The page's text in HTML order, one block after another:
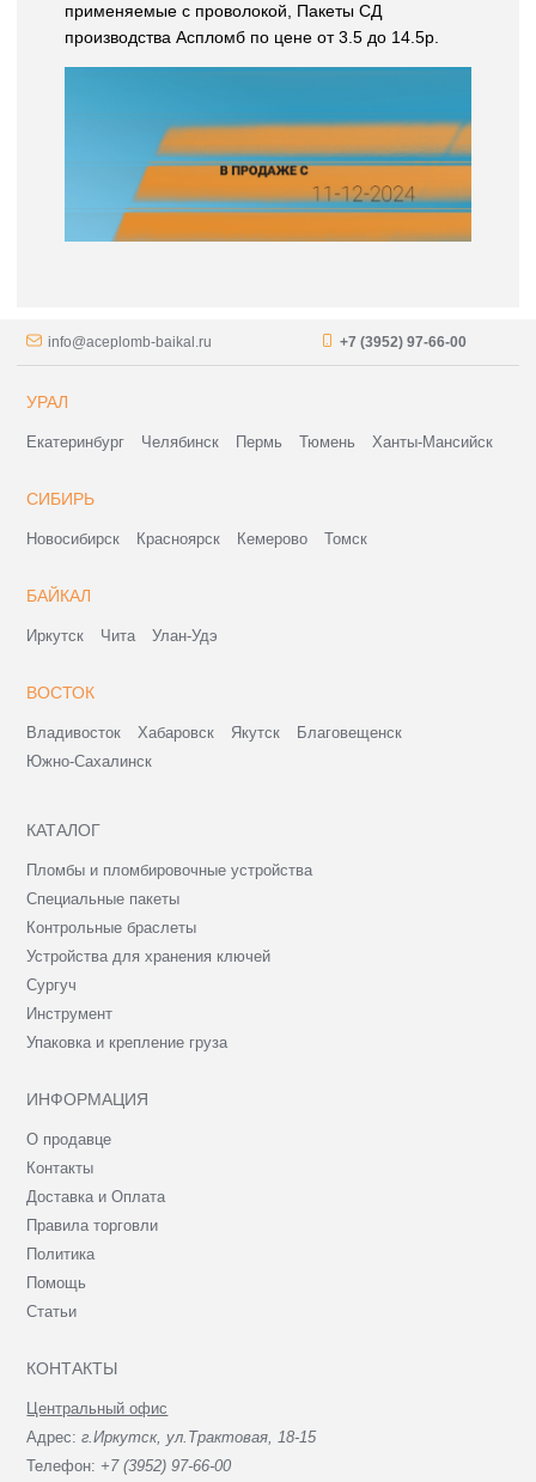
применяемые с проволокой, Пакеты СД
производства Аспломб по цене от 3.5 до 14.5р.
info@aceplomb-baikal.ru +7 (3952) 97-66-00
УРАЛ
Екатеринбург Челябинск Пермь Тюмень Ханты-Мансийск
СИБИРЬ
Новосибирск Красноярск Кемерово Томск
БАЙКАЛ
Иркутск Чита Улан-Удэ
ВОСТОК
Владивосток Хабаровск Якутск
Благовещенск
Южно-Сахалинск
КАТАЛОГ
Пломбы и пломбировочные устройства
Специальные пакеты
Контрольные браслеты
Устройства для хранения ключей
Сургуч
Инструмент
Упаковка и крепление груза
ИНФОРМАЦИЯ
О продавце
Контакты
Доставка и Оплата
Правила торговли
Политика
Помощь
Статьи
КОНТАКТЫ
Центральный офис
Адрес:г.Иркутск, ул.Трактовая, 18-15
Телефон: +7 (3952) 97-66-00